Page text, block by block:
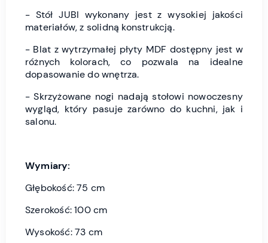
- Stół JUBI wykonany jest z wysokiej jakości
materiałów, z solidną konstrukcją.
- Blat z wytrzymałej płyty MDF dostępny jest w
różnych kolorach, co pozwala na idealne
dopasowanie do wnętrza.
- Skrzyżowane nogi nadają stołowi nowoczesny
wygląd, który pasuje zarówno do kuchni, jak i
salonu.
Wymiary:
Głębokość: 75 cm
Szerokość: 100 cm
Wysokość: 73 cm